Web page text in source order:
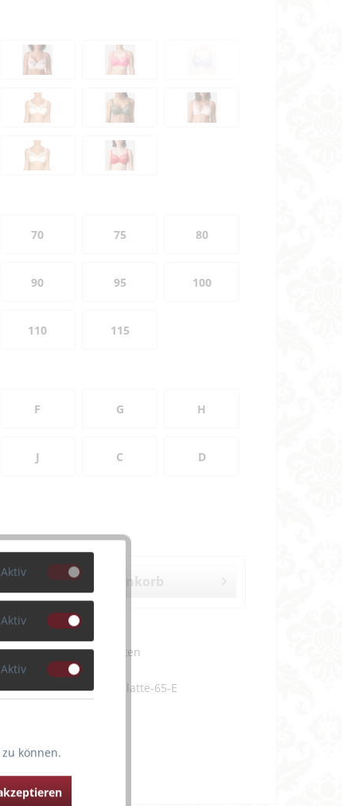
70 75 80
90 95 100
110 115
F G H
J C D
In den Warenkorb
Merken
Bewerten
PD016-1811-caffelatte-65-E
Aktiv
Aktiv
Aktiv
können.